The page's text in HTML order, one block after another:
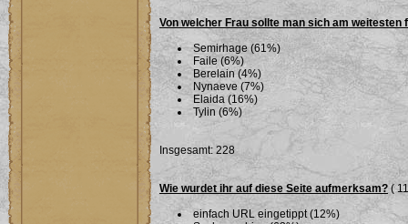
Von welcher Frau sollte man sich am weitesten
Semirhage (61%)
Faile (6%)
Berelain (4%)
Nynaeve (7%)
Elaida (16%)
Tylin (6%)
Insgesamt: 228
Wie wurdet ihr auf diese Seite aufmerksam? (
einfach URL eingetippt (12%)